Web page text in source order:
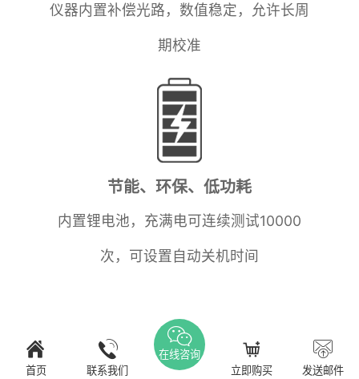
仪器内置补偿光路，数值稳定，允许长周
期校准
节能、环保、低功耗
内置锂电池，充满电可连续测试10000
次，可设置自动关机时间
首页 联系我们
在线咨询
立即购买
发送邮件